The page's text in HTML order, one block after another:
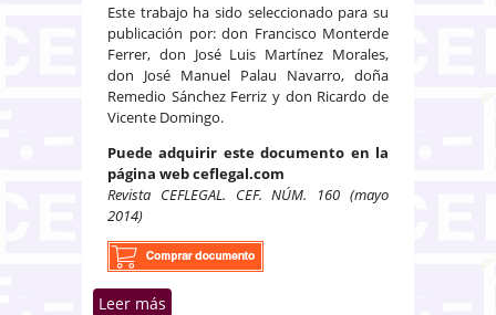
Este trabajo ha sido seleccionado para su
publicación por: don Francisco Monterde
Ferrer, don José Luis Martínez Morales,
don José Manuel Palau Navarro, doña
Remedio Sánchez Ferriz y don Ricardo de
Vicente Domingo.
Puede adquirir este documento en la
página web ceflegal.com
Revista CEFLEGAL. CEF. NÚM. 160 (mayo
2014)
Leer más